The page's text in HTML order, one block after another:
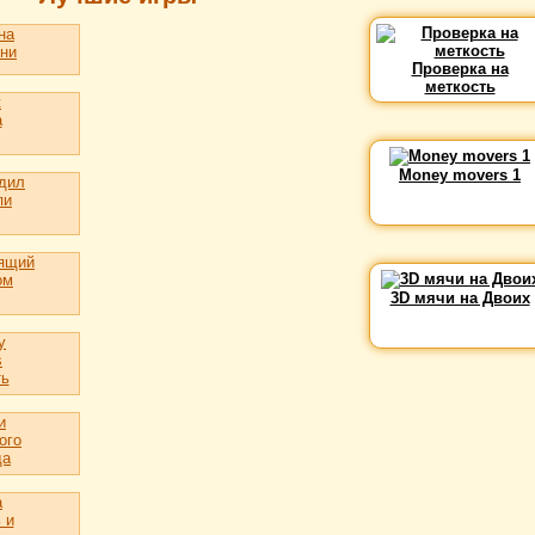
и
Проверка на
меткость
Money movers 1
3D мячи на Двоих